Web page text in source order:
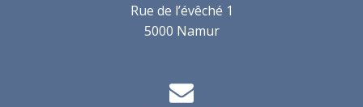
Rue de l’évêché 1
5000 Namur